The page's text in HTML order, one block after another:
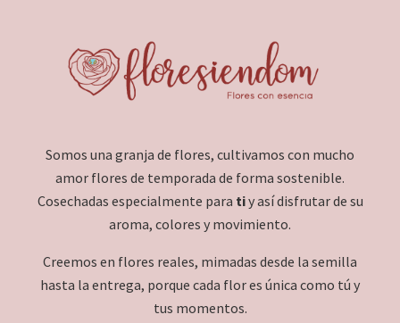
Somos una granja de flores, cultivamos con mucho
amor flores de temporada de forma sostenible.
Cosechadas especialmente para tiy así disfrutar de su
aroma, colores y movimiento.
Creemos en flores reales, mimadas desde la semilla
hasta la entrega, porque cada flor es única como tú y
tus momentos.